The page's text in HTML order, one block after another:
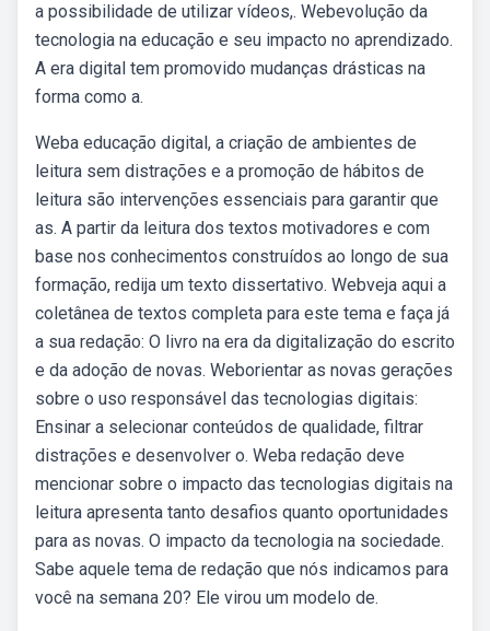
a possibilidade de utilizar vídeos,. Webevolução da
tecnologia na educação e seu impacto no aprendizado.
A era digital tem promovido mudanças drásticas na
forma como a.
Weba educação digital, a criação de ambientes de
leitura sem distrações e a promoção de hábitos de
leitura são intervenções essenciais para garantir que
as. A partir da leitura dos textos motivadores e com
base nos conhecimentos construídos ao longo de sua
formação, redija um texto dissertativo. Webveja aqui a
coletânea de textos completa para este tema e faça já
a sua redação: O livro na era da digitalização do escrito
e da adoção de novas. Weborientar as novas gerações
sobre o uso responsável das tecnologias digitais:
Ensinar a selecionar conteúdos de qualidade, filtrar
distrações e desenvolver o. Weba redação deve
mencionar sobre o impacto das tecnologias digitais na
leitura apresenta tanto desafios quanto oportunidades
para as novas. O impacto da tecnologia na sociedade.
Sabe aquele tema de redação que nós indicamos para
você na semana 20? Ele virou um modelo de.